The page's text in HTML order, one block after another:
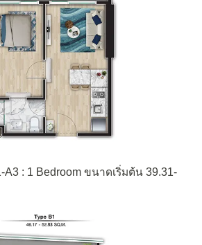
: 1 Bedroom ขนาดเริ่มต้น 39.31-